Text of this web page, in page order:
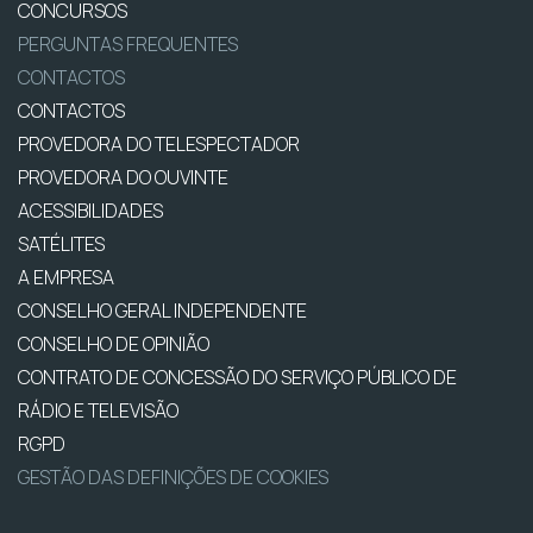
CONCURSOS
PERGUNTAS FREQUENTES
CONTACTOS
CONTACTOS
PROVEDORA DO TELESPECTADOR
PROVEDORA DO OUVINTE
ACESSIBILIDADES
SATÉLITES
A EMPRESA
CONSELHO GERAL INDEPENDENTE
CONSELHO DE OPINIÃO
CONTRATO DE CONCESSÃO DO SERVIÇO PÚBLICO DE
RÁDIO E TELEVISÃO
RGPD
GESTÃO DAS DEFINIÇÕES DE COOKIES